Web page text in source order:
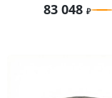
83 048